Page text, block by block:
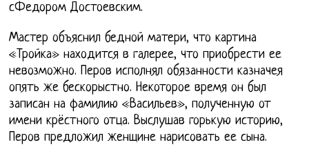
сФедором Достоевским.
Мастер объяснил бедной матери, что картина
«Тройка» находится в галерее, что приобрести ее
невозможно. Перов исполнял обязанности казначея
опять же бескорыстно. Некоторое время он был
записан на фамилию «Васильев», полученную от
имени крёстного отца. Выслушав горькую историю,
Перов предложил женщине нарисовать ее сына.